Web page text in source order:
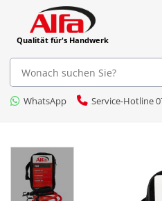
Qualität für's Handwerk
WhatsApp Service-Hotline